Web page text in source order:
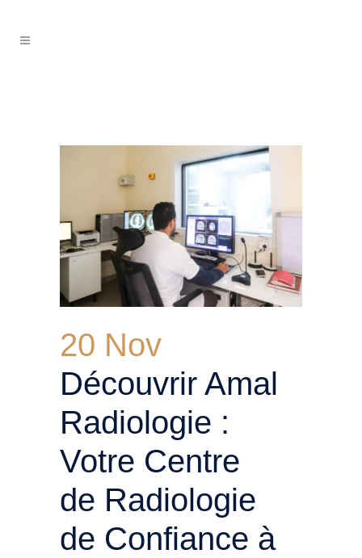
20 Nov
Découvrir Amal
Radiologie :
Votre Centre
de Radiologie
de Confiance à